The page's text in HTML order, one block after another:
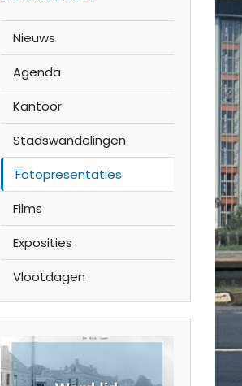
Nieuws
Agenda
Kantoor
Stadswandelingen
Fotopresentaties
Films
Exposities
Vlootdagen